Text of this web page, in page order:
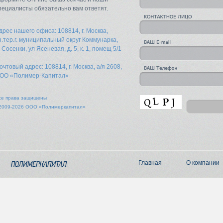
обязательно вам ответят.
нашего офиса: 108814, г. Москва,
муниципальный округ Коммунарка,
Сосенки, ул Ясеневая, д. 5, к. 1, помещ 5/1
адрес: 108814, г. Москва, а/я 2608,
«Полимер-Капитал»
права защищены
2026 ООО «Полимеркапитал»
Главная О компании